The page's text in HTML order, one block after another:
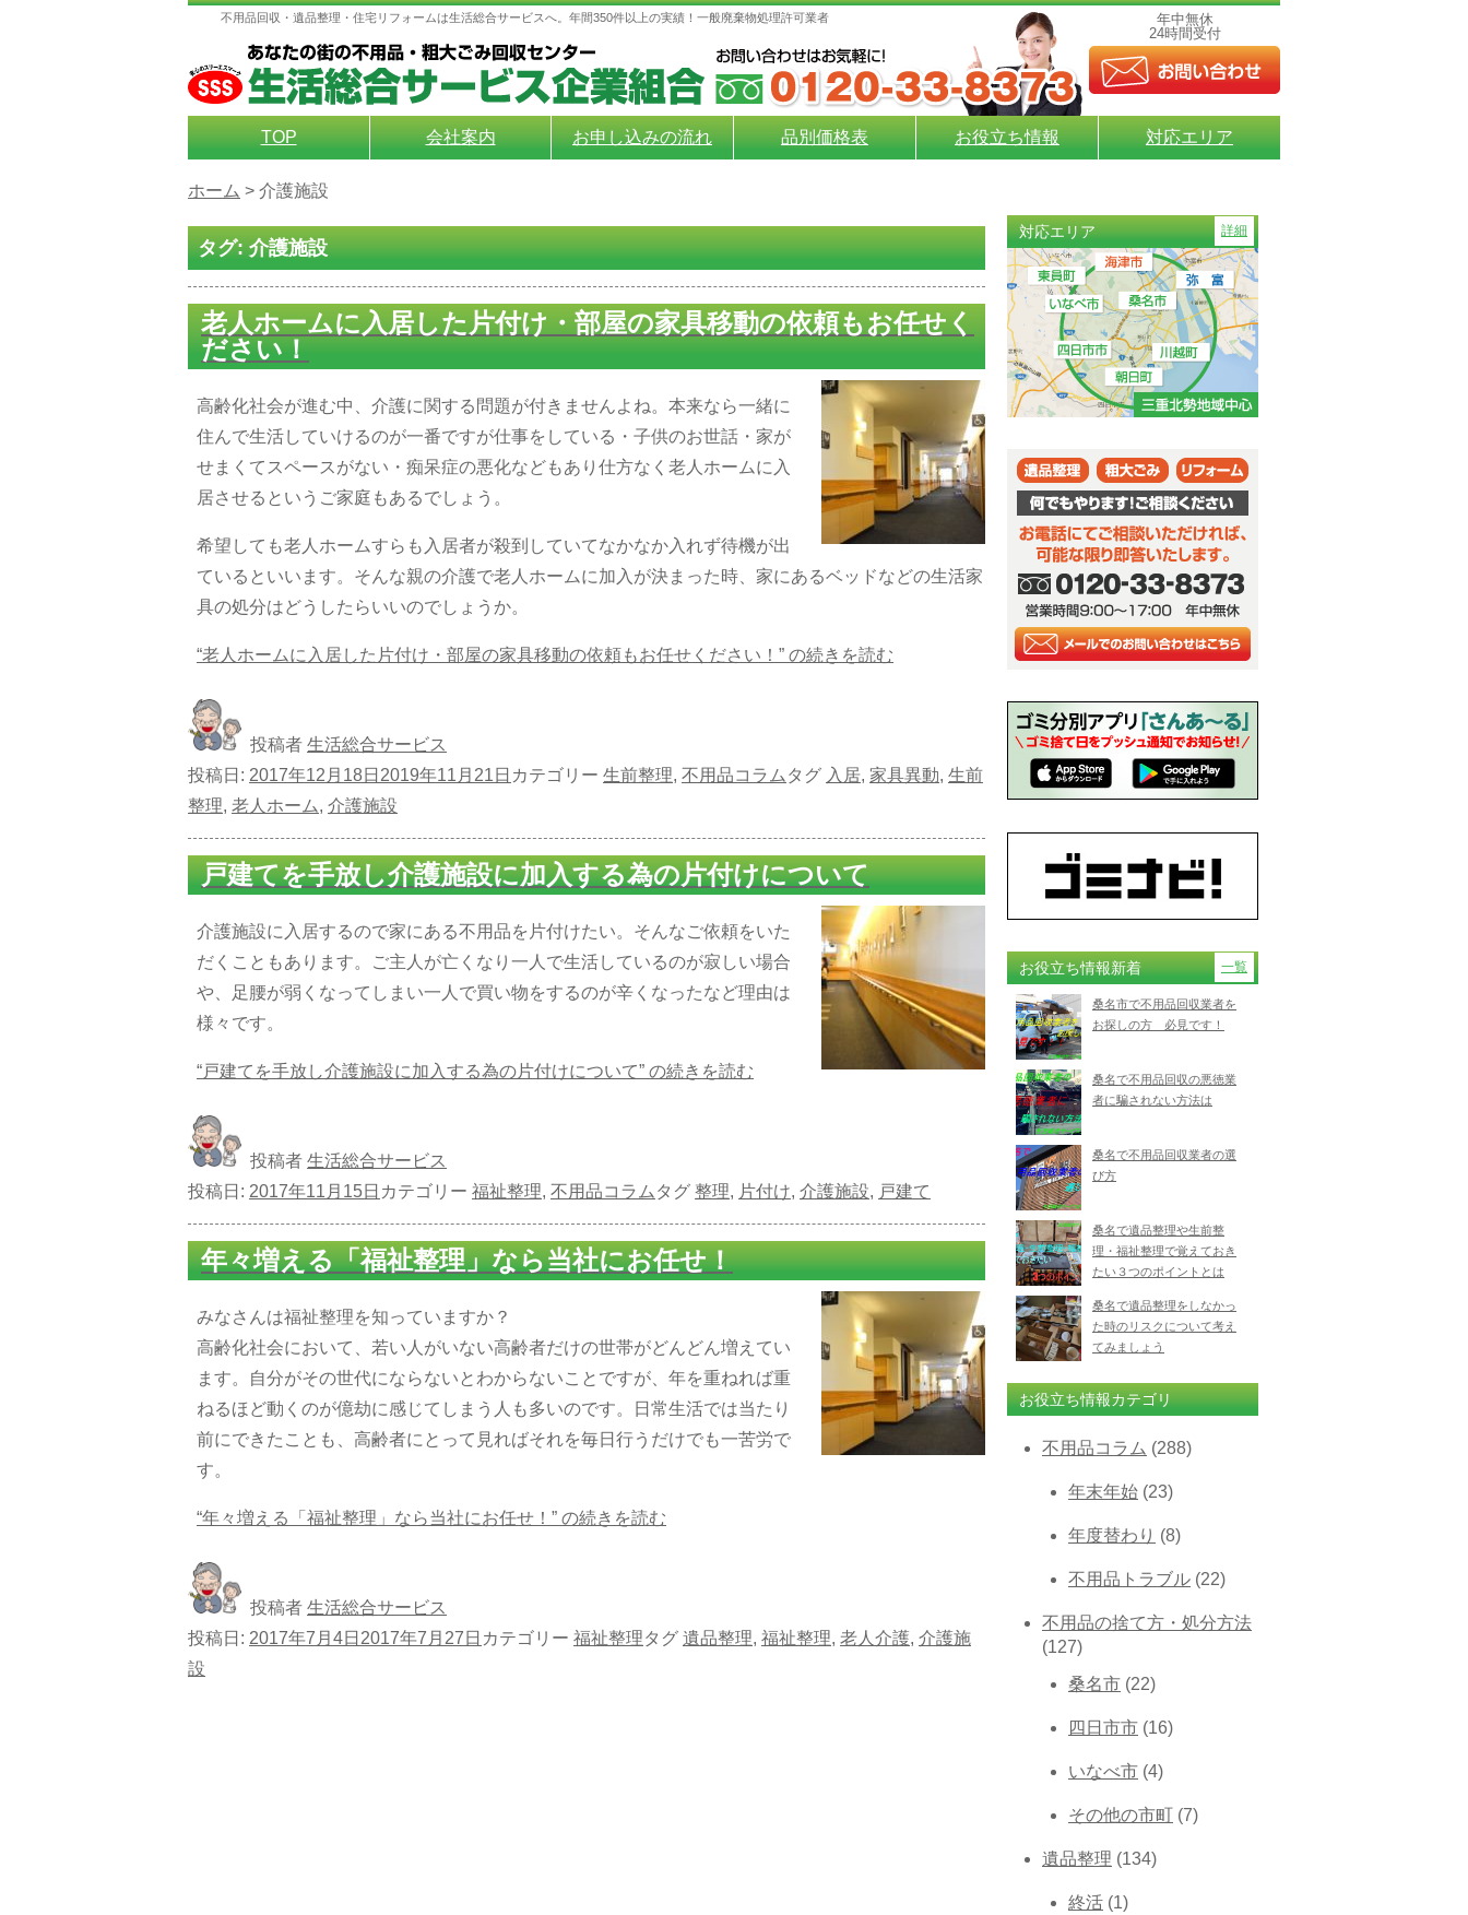
不用品回収・遺品整理・住宅リフォームは生活総合サービスへ。年間350件以上の実績！一般廃棄物処理許可業者
年中無休
24時間受付
TOP 会社案内 お申し込みの流れ 品別価格表 お役立ち情報 対応エリア
ホーム > 介護施設
タグ:介護施設
老人ホームに入居した片付け・部屋の家具移動の依頼もお任せく
ださい！
高齢化社会が進む中、介護に関する問題が付きませんよね。本来なら一緒に
住んで生活していけるのが一番ですが仕事をしている・子供のお世話・家が
せまくてスペースがない・痴呆症の悪化などもあり仕方なく老人ホームに入
居させるというご家庭もあるでしょう。
希望しても老人ホームすらも入居者が殺到していてなかなか入れず待機が出
ているといいます。そんな親の介護で老人ホームに加入が決まった時、家にあるベッドなどの生活家
具の処分はどうしたらいいのでしょうか。
“老人ホームに入居した片付け・部屋の家具移動の依頼もお任せください！” の続きを読む
投稿者 生活総合サービス
投稿日: 2017年12月18日 2019年11月21日 カテゴリー 生前整理, 不用品コラム タグ 入居, 家具異動, 生前
整理, 老人ホーム, 介護施設
戸建てを手放し介護施設に加入する為の片付けについて
介護施設に入居するので家にある不用品を片付けたい。そんなご依頼をいた
だくこともあります。ご主人が亡くなり一人で生活しているのが寂しい場合
や、足腰が弱くなってしまい一人で買い物をするのが辛くなったなど理由は
様々です。
“戸建てを手放し介護施設に加入する為の片付けについて” の続きを読む
投稿者 生活総合サービス
投稿日: 2017年11月15日 カテゴリー 福祉整理, 不用品コラム タグ 整理, 片付け, 介護施設, 戸建て
年々増える「福祉整理」なら当社にお任せ！
みなさんは福祉整理を知っていますか？
高齢化社会において、若い人がいない高齢者だけの世帯がどんどん増えてい
ます。自分がその世代にならないとわからないことですが、年を重ねれば重
ねるほど動くのが億劫に感じてしまう人も多いのです。日常生活では当たり
前にできたことも、高齢者にとって見ればそれを毎日行うだけでも一苦労で
す。
“年々増える「福祉整理」なら当社にお任せ！” の続きを読む
投稿者 生活総合サービス
投稿日: 2017年7月4日 2017年7月27日 カテゴリー 福祉整理タグ 遺品整理, 福祉整理, 老人介護, 介護施
設
対応エリア 詳細
お役立ち情報新着 一覧
桑名市で不用品回収業者を
お探しの方 必見です！
桑名で不用品回収の悪徳業
者に騙されない方法は
桑名で不用品回収業者の選
び方
桑名で遺品整理や生前整
理・福祉整理で覚えておき
たい３つのポイントとは
桑名で遺品整理をしなかっ
た時のリスクについて考え
てみましょう
お役立ち情報カテゴリ
不用品コラム (288)
年末年始 (23)
年度替わり (8)
不用品トラブル (22)
不用品の捨て方・処分方法
(127)
桑名市 (22)
四日市市 (16)
いなべ市 (4)
その他の市町 (7)
遺品整理 (134)
終活 (1)